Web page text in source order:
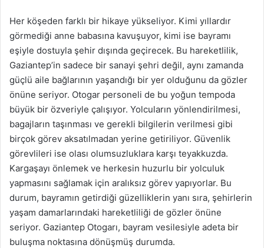
Her köşeden farklı bir hikaye yükseliyor. Kimi yıllardır
görmediği anne babasına kavuşuyor, kimi ise bayramı
eşiyle dostuyla şehir dışında geçirecek. Bu hareketlilik,
Gaziantep’in sadece bir sanayi şehri değil, aynı zamanda
güçlü aile bağlarının yaşandığı bir yer olduğunu da gözler
önüne seriyor. Otogar personeli de bu yoğun tempoda
büyük bir özveriyle çalışıyor. Yolcuların yönlendirilmesi,
bagajların taşınması ve gerekli bilgilerin verilmesi gibi
birçok görev aksatılmadan yerine getiriliyor. Güvenlik
görevlileri ise olası olumsuzluklara karşı teyakkuzda.
Kargaşayı önlemek ve herkesin huzurlu bir yolculuk
yapmasını sağlamak için aralıksız görev yapıyorlar. Bu
durum, bayramın getirdiği güzelliklerin yanı sıra, şehirlerin
yaşam damarlarındaki hareketliliği de gözler önüne
seriyor. Gaziantep Otogarı, bayram vesilesiyle adeta bir
buluşma noktasına dönüşmüş durumda.